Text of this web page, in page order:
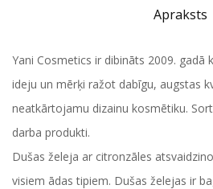
Apraksts
Yani Cosmetics ir dibināts 2009. gadā
ideju un mērķi ražot dabīgu, augstas
neatkārtojamu dizainu kosmētiku.
darba produkti.
Dušas želeja ar citronzāles
visiem ādas tipiem. Dušas želejas ir